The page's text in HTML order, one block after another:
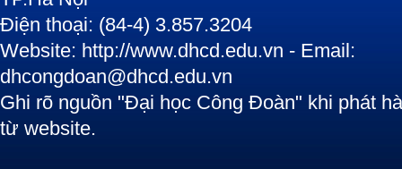
Điện thoại: (84-4) 3.857.3204
Website: http://www.dhcd.edu.vn - Email:
dhcongdoan@dhcd.edu.vn
Ghi rõ nguồn "Đại học Công Đoàn" khi phát
từ website.